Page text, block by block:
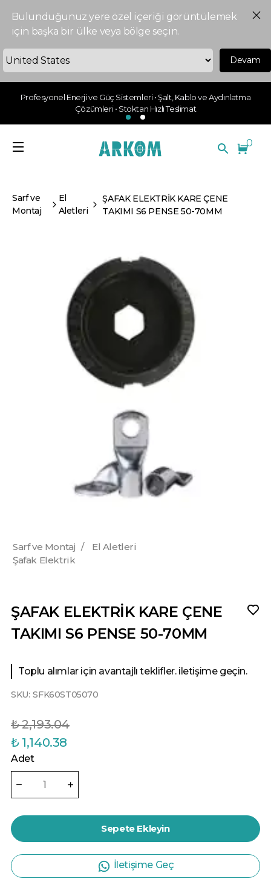
Bulunduğunuz yere özel içeriği görüntülemek
için başka bir ülke veya bölge seçin.
Devam
Profesyonel Enerji ve Güç Sistemleri • Şalt, Kablo ve Aydınlatma
Çözümleri • Stoktan Hızlı Teslimat
0
Sarf ve
Montaj
El
Aletleri
ŞAFAK ELEKTRİK KARE ÇENE
TAKIMI S6 PENSE 50-70MM
Sarf ve Montaj /
El Aletleri
Şafak Elektrik
ŞAFAK ELEKTRİK KARE ÇENE
TAKIMI S6 PENSE 50-70MM
Toplu alımlar için avantajlı teklifler. iletişime geçin.
SKU: SFK60ST05070
₺ 2,193.04
₺ 1,140.38
Adet
Sepete Ekleyin
İletişime Geç